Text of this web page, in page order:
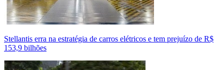
Stellantis erra na estratégia de carros elétricos e tem prejuízo de R$
153,9 bilhões